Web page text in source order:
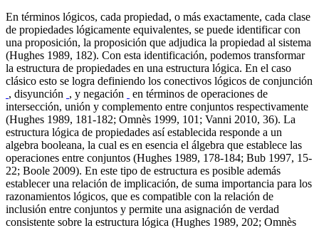
En términos lógicos, cada propiedad, o más exactamente, cada clase
de propiedades lógicamente equivalentes, se puede identificar con
una proposición, la proposición que adjudica la propiedad al sistema
(Hughes 1989, 182). Con esta identificación, podemos transformar
la estructura de propiedades en una estructura lógica. En el caso
clásico esto se logra definiendo los conectivos lógicos de conjunción
, disyunción , y negación
en términos de operaciones de
intersección, unión y complemento entre conjuntos respectivamente
(Hughes 1989, 181-182; Omnès 1999, 101; Vanni 2010, 36). La
estructura lógica de propiedades así establecida responde a un
algebra booleana, la cual es en esencia el álgebra que establece las
operaciones entre conjuntos (Hughes 1989, 178-184; Bub 1997, 15-
22; Boole 2009). En este tipo de estructura es posible además
establecer una relación de implicación, de suma importancia para los
razonamientos lógicos, que es compatible con la relación de
inclusión entre conjuntos y permite una asignación de verdad
consistente sobre la estructura lógica (Hughes 1989, 202; Omnès